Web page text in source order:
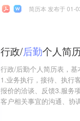
简历本 发布于 01-
行政/后勤个人简
行政/后勤个人简历表，
1.业务执行，接待、执行
报价的洽谈、反馈3.服务
客户相关事宜的沟通、协